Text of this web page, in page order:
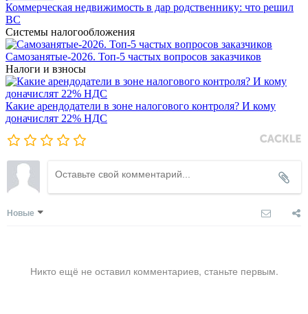
Коммерческая недвижимость в дар родственнику: что решил
ВС
Системы налогообложения
Самозанятые-2026. Топ-5 частых вопросов заказчиков
Налоги и взносы
Какие арендодатели в зоне налогового контроля? И кому
доначислят 22% НДС
Новые
Никто ещё не оставил комментариев, станьте первым.